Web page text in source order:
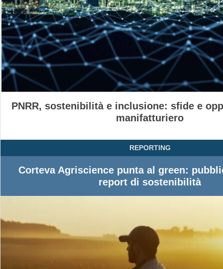
PNRR, sostenibilità e inclusione: sfide e
manifatturiero
REPORTING
Corteva Agriscience punta al green:
report di sostenibilità